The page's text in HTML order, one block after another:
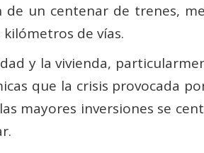
un centenar de trenes,
de vías.
y la vivienda,
que la crisis provocada
mayores inversiones se